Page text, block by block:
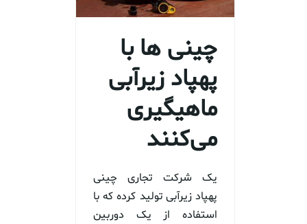
چینی ها با
پهپاد زیرآبی
ماهیگیری
می‌کنند
یک شرکت تجاری چینی
پهپاد زیرآبی تولید کرده که با
استفاده از یک دوربین